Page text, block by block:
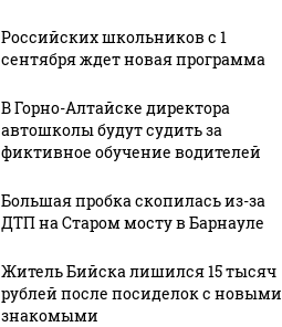
Российских школьников с 1
сентября ждет новая программа
В Горно-Алтайске директора
автошколы будут судить за
фиктивное обучение водителей
Большая пробка скопилась из-за
ДТП на Старом мосту в Барнауле
Житель Бийска лишился 15 тысяч
рублей после посиделок с новыми
знакомыми